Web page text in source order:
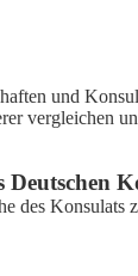
und
vergleichen
Deutschen
des Konsulats